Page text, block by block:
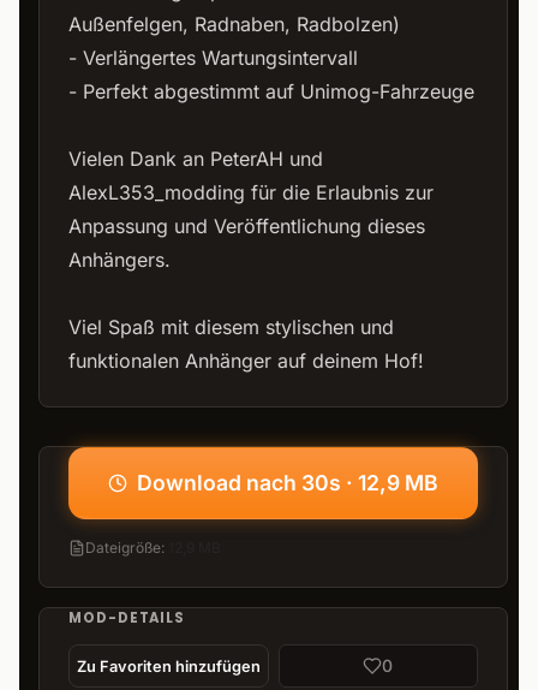
Außenfelgen, Radnaben, Radbolzen)
- Verlängertes Wartungsintervall
- Perfekt abgestimmt auf Unimog-Fahrzeuge
Vielen Dank an PeterAH und
AlexL353_modding für die Erlaubnis zur
Anpassung und Veröffentlichung dieses
Anhängers.
Viel Spaß mit diesem stylischen und
funktionalen Anhänger auf deinem Hof!
Download nach 30s · 12,9 MB
Dateigröße:
MOD-DETAILS
Zu Favoriten hinzufügen 0